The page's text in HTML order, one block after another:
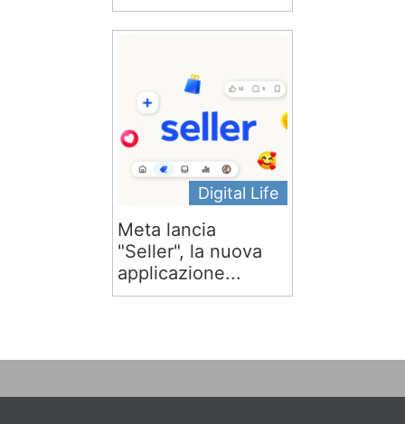
Digital Life
Meta lancia
"Seller", la nuova
applicazione...